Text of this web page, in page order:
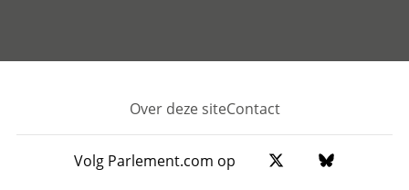
Footer
Over deze siteContact
Volg Parlement.com op